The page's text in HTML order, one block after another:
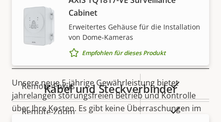
Axis Edge Vault
Eigentumsbeschreibung Eigentumswert
Remote-Fokus
Remote-Zoom Ja
Cabinet
Erweitertes Gehäuse für die Installation
von Dome-Kameras
Empfohlen für dieses Produkt
Kabel und Steckverbinder
5-Jahres-Gewährleistung für
ein sicheres Gefühl
Unsere neue 5-jährige Gewährleistung bietet
jahrelangen störungsfreien Betrieb und Kontrolle
über Ihre Kosten. Es gibt keine Überraschungen im